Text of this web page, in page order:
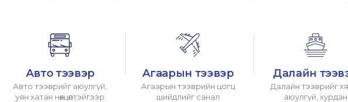
Авто тээвэр
Авто тээврийг аюулгүй,
уян хатан нөхцөлтэйгээр
Агаарын тээвэр
Агаарын тээврийн цогц
шийдлийг санал
Далайн
Далайн тээврийг
аюулгүй, хурдан